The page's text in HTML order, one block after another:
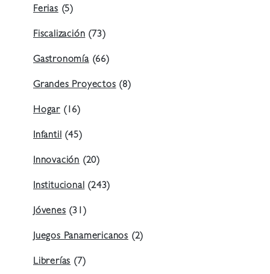
Ferias(5)
Fiscalización(73)
Gastronomía(66)
Grandes Proyectos(8)
Hogar (16)
Infantil(45)
Innovación (20)
Institucional(243)
Jóvenes(31)
Juegos Panamericanos (2)
Librerías(7)